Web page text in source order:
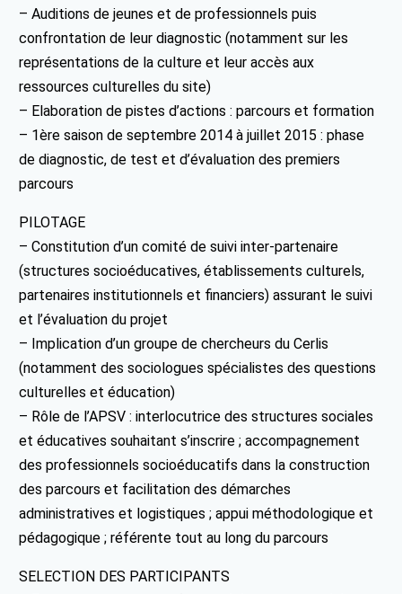
– Auditions de jeunes et de professionnels puis
confrontation de leur diagnostic (notamment sur les
représentations de la culture et leur accès aux
ressources culturelles du site)
– Elaboration de pistes d’actions : parcours et formation
– 1ère saison de septembre 2014 à juillet 2015 : phase
de diagnostic, de test et d’évaluation des premiers
parcours
PILOTAGE
– Constitution d’un comité de suivi inter-partenaire
(structures socioéducatives, établissements culturels,
partenaires institutionnels et financiers) assurant le suivi
et l’évaluation du projet
– Implication d’un groupe de chercheurs du Cerlis
(notamment des sociologues spécialistes des questions
culturelles et éducation)
– Rôle de l’APSV : interlocutrice des structures sociales
et éducatives souhaitant s’inscrire ; accompagnement
des professionnels socioéducatifs dans la construction
des parcours et facilitation des démarches
administratives et logistiques ; appui méthodologique et
pédagogique ; référente tout au long du parcours
SELECTION DES PARTICIPANTS